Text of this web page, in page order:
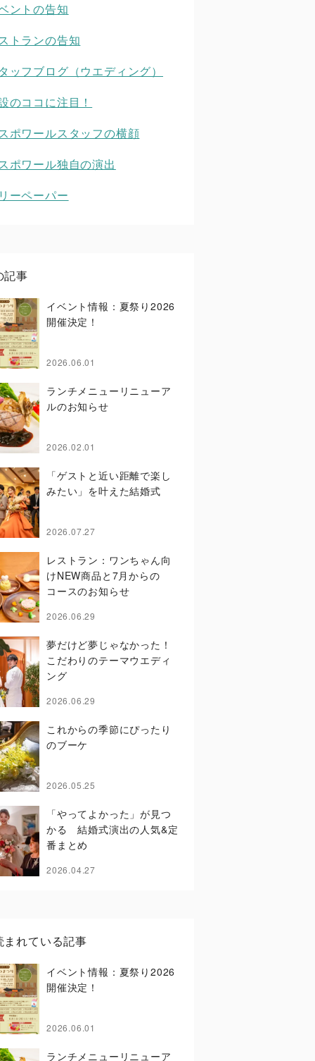
ントの告知
トランの告知
ッフブログ（ウエディング）
のココに注目！
ポワールスタッフの横顔
ポワール独自の演出
ーペーパー
記事
イベント情報：夏祭り2026
開催決定！
2026.06.01
ランチメニューリニューア
ルのお知らせ
2026.02.01
「ゲストと近い距離で楽し
みたい」を叶えた結婚式
2026.07.27
レストラン：ワンちゃん向
けNEW商品と7月からの
コースのお知らせ
2026.06.29
夢だけど夢じゃなかった！
こだわりのテーマウエディ
ング
2026.06.29
これからの季節にぴったり
のブーケ
2026.05.25
「やってよかった」が見つ
かる 結婚式演出の人気&定
番まとめ
2026.04.27
まれている記事
イベント情報：夏祭り2026
開催決定！
2026.06.01
ランチメニューリニューア